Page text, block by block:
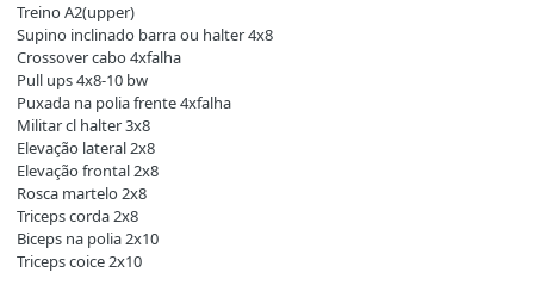
Treino A2(upper)
Supino inclinado barra ou halter 4x8
Crossover cabo 4xfalha
Pull ups 4x8-10 bw
Puxada na polia frente 4xfalha
Militar cl halter 3x8
Elevação lateral 2x8
Elevação frontal 2x8
Rosca martelo 2x8
Triceps corda 2x8
Biceps na polia 2x10
Triceps coice 2x10